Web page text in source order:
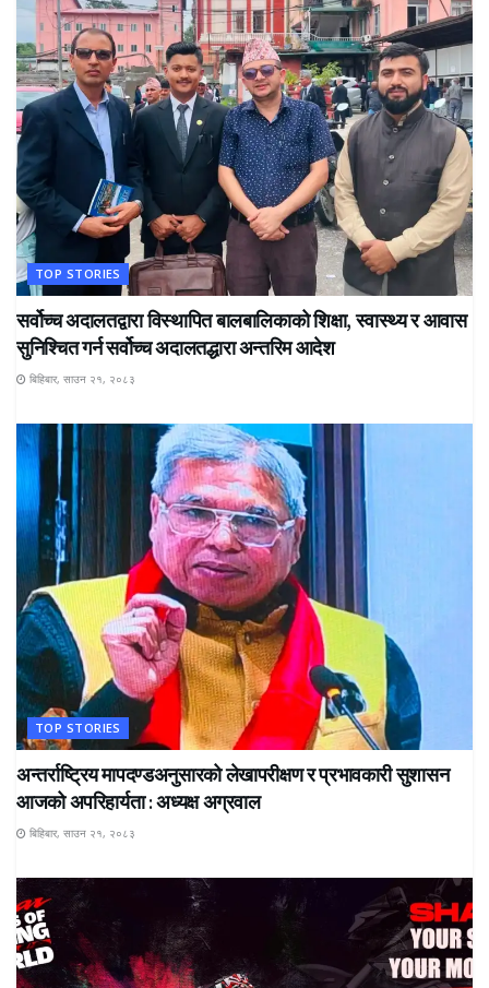
TOP STORIES
सर्वोच्च अदालतद्वारा विस्थापित बालबालिकाको शिक्षा, स्वास्थ्य र आवास
सुनिश्चित गर्न सर्वोच्च अदालतद्धारा अन्तरिम आदेश
बिहिबार, साउन २१, २०८३
TOP STORIES
अन्तर्राष्ट्रिय मापदण्डअनुसारको लेखापरीक्षण र प्रभावकारी सुशासन
आजको अपरिहार्यता : अध्यक्ष अग्रवाल
बिहिबार, साउन २१, २०८३